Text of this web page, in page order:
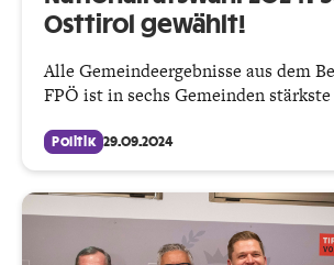
Osttirol gewählt!
Alle Gemeindeergebnisse aus dem
FPÖ ist in sechs Gemeinden
Politik 29.09.2024